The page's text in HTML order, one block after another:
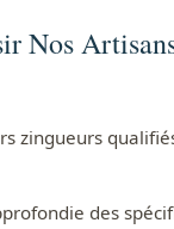
Nos
zingueurs
des